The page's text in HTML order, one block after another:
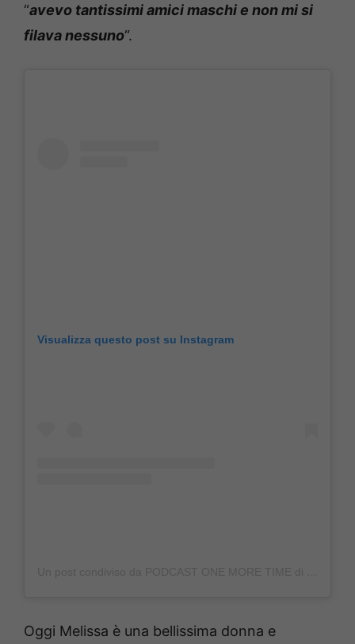
“avevo tantissimi amici maschi e non mi si
filava nessuno“.
Visualizza questo post su Instagram
Oggi Melissa è una bellissima donna e